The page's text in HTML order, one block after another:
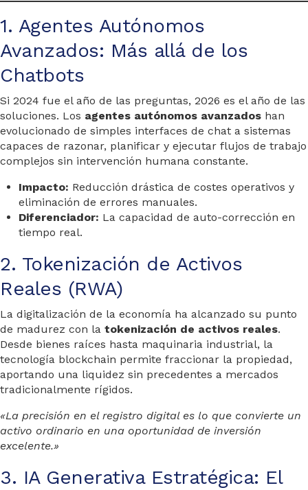
1. Agentes Autónomos
Avanzados: Más allá de los
Chatbots
Si 2024 fue el año de las preguntas, 2026 es el año de las
soluciones. Los agentes autónomos avanzados han
evolucionado de simples interfaces de chat a sistemas
capaces de razonar, planificar y ejecutar flujos de trabajo
complejos sin intervención humana constante.
Impacto: Reducción drástica de costes operativos y
eliminación de errores manuales.
Diferenciador: La capacidad de auto-corrección en
tiempo real.
2. Tokenización de Activos
Reales (RWA)
La digitalización de la economía ha alcanzado su punto
de madurez con la tokenización de activos reales.
Desde bienes raíces hasta maquinaria industrial, la
tecnología blockchain permite fraccionar la propiedad,
aportando una liquidez sin precedentes a mercados
tradicionalmente rígidos.
«La precisión en el registro digital es lo que convierte un
activo ordinario en una oportunidad de inversión
excelente.»
3. IA Generativa Estratégica: El